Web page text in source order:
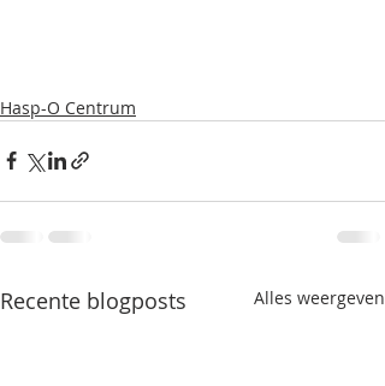
Hasp-O Centrum
Recente blogposts Alles weergeven